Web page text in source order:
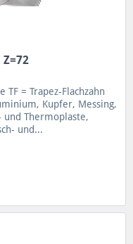
TF = Trapez-Flachzahn
Kupfer, Messing,
und Thermoplaste,
und...